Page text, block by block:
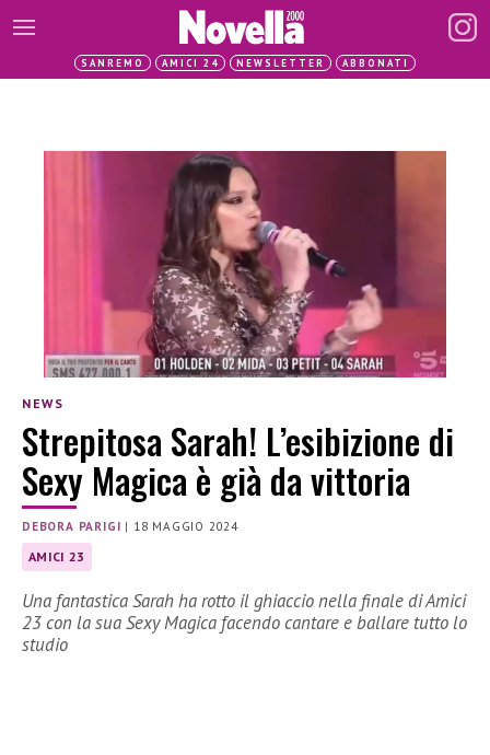
SANREMO AMICI 24 NEWSLETTER ABBONATI
NEWS
Strepitosa Sarah! L’esibizione di
Sexy Magica è già da vittoria
DEBORA PARIGI | 18 MAGGIO 2024
AMICI 23
Una fantastica Sarah ha rotto il ghiaccio nella finale di Amici
23 con la sua Sexy Magica facendo cantare e ballare tutto lo
studio